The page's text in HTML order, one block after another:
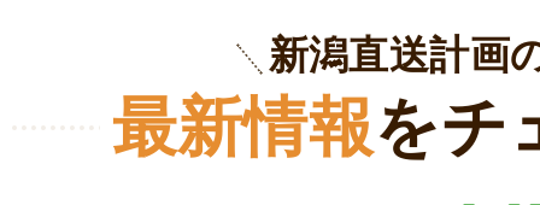
新潟直送計画
最新情報をチ